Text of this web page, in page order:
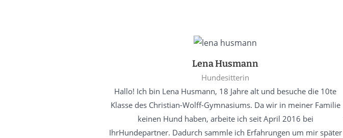
Lena Husmann
Hundesitterin
Hallo! Ich bin Lena Husmann, 18 Jahre alt und besuche die 10te
Klasse des Christian-Wolff-Gymnasiums. Da wir in meiner Familie
keinen Hund haben, arbeite ich seit April 2016 bei
IhrHundepartner. Dadurch sammle ich Erfahrungen um mir später